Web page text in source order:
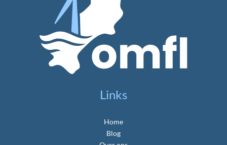
Links
Home
Blog